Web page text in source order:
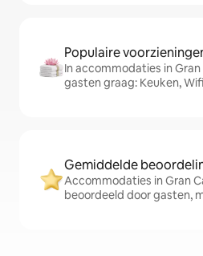
Populaire
In accommodaties in
gasten graag: Keuken,
Gemiddelde
Accommodaties in Gran
beoordeeld door gasten,